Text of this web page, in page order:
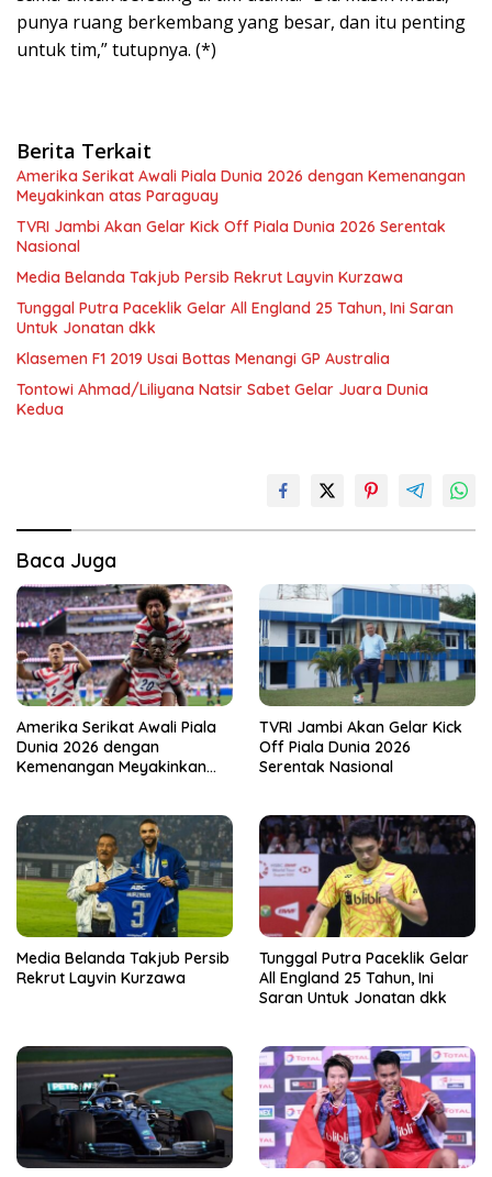
punya ruang berkembang yang besar, dan itu penting
untuk tim,” tutupnya. (*)
Berita Terkait
Amerika Serikat Awali Piala Dunia 2026 dengan Kemenangan
Meyakinkan atas Paraguay
TVRI Jambi Akan Gelar Kick Off Piala Dunia 2026 Serentak
Nasional
Media Belanda Takjub Persib Rekrut Layvin Kurzawa
Tunggal Putra Paceklik Gelar All England 25 Tahun, Ini Saran
Untuk Jonatan dkk
Klasemen F1 2019 Usai Bottas Menangi GP Australia
Tontowi Ahmad/Liliyana Natsir Sabet Gelar Juara Dunia
Kedua
Baca Juga
Amerika Serikat Awali Piala
Dunia 2026 dengan
Kemenangan Meyakinkan
TVRI Jambi Akan Gelar Kick
Off Piala Dunia 2026
Serentak Nasional
Media Belanda Takjub Persib
Rekrut Layvin Kurzawa
Tunggal Putra Paceklik Gelar
All England 25 Tahun, Ini
Saran Untuk Jonatan dkk